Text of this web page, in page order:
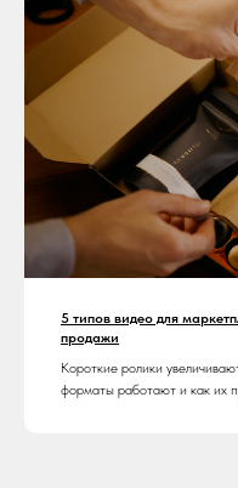
5 типов видео для
продажи
Короткие ролики
форматы работают и как их